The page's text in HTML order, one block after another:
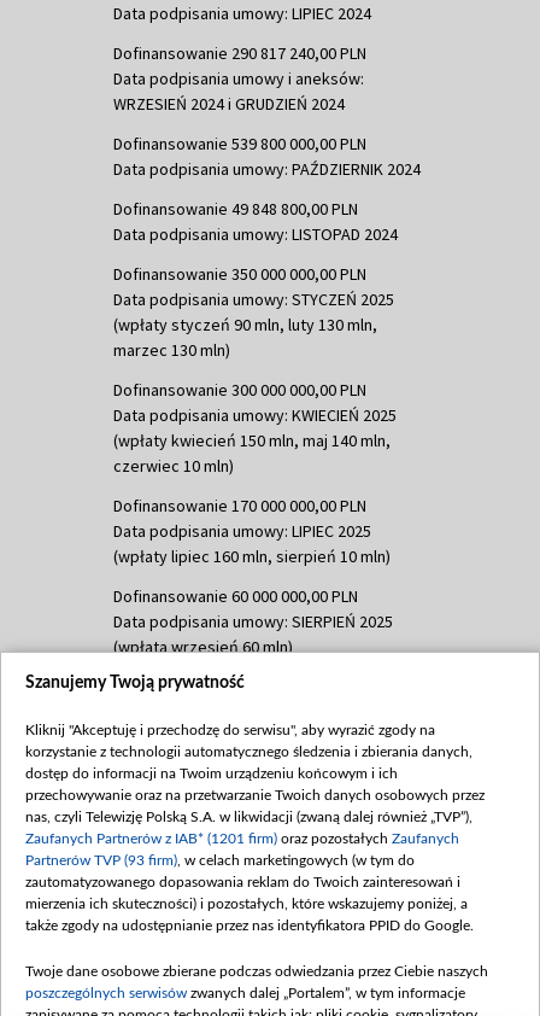
Data podpisania umowy: LIPIEC 2024
Dofinansowanie 290 817 240,00 PLN
Data podpisania umowy i aneksów:
WRZESIEŃ 2024 i GRUDZIEŃ 2024
Dofinansowanie 539 800 000,00 PLN
Data podpisania umowy: PAŹDZIERNIK 2024
Dofinansowanie 49 848 800,00 PLN
Data podpisania umowy: LISTOPAD 2024
Dofinansowanie 350 000 000,00 PLN
Data podpisania umowy: STYCZEŃ 2025
(wpłaty styczeń 90 mln, luty 130 mln,
marzec 130 mln)
Dofinansowanie 300 000 000,00 PLN
Data podpisania umowy: KWIECIEŃ 2025
(wpłaty kwiecień 150 mln, maj 140 mln,
czerwiec 10 mln)
Dofinansowanie 170 000 000,00 PLN
Data podpisania umowy: LIPIEC 2025
(wpłaty lipiec 160 mln, sierpień 10 mln)
Dofinansowanie 60 000 000,00 PLN
Data podpisania umowy: SIERPIEŃ 2025
(wpłata wrzesień 60 mln)
Dofinansowanie 635 783 051,21 PLN
(wpłata wrzesień 100 mln, październik 350
mln, listopad 265 mln)
Dofinansowanie 48 862 000,00 PLN
Data podpisania umowy: GRUDZIEŃ 2025
(wpłata grudzień 60,548 mln)
Dofinansowanie 900 000 000,00 PLN
Data podpisania umowy: LUTY 2026 (wpłata
kwiecień 180 mln, 7 maja 180 mln, 8
czerwca 90 mln)
Szanujemy Twoją prywatność
Kliknij "Akceptuję i przechodzę do serwisu", aby wyrazić zgody na
korzystanie z technologii automatycznego śledzenia i zbierania danych,
dostęp do informacji na Twoim urządzeniu końcowym i ich
przechowywanie oraz na przetwarzanie Twoich danych osobowych przez
nas, czyli Telewizję Polską S.A. w likwidacji (zwaną dalej również „TVP”),
Zaufanych Partnerów z IAB* (1201 firm) oraz pozostałych Zaufanych
Partnerów TVP (93 firm) , w celach marketingowych (w tym do
zautomatyzowanego dopasowania reklam do Twoich zainteresowań i
mierzenia ich skuteczności) i pozostałych, które wskazujemy poniżej, a
także zgody na udostępnianie przez nas identyfikatora PPID do Google.
Twoje dane osobowe zbierane podczas odwiedzania przez Ciebie naszych
poszczególnych serwisów zwanych dalej „Portalem”, w tym informacje